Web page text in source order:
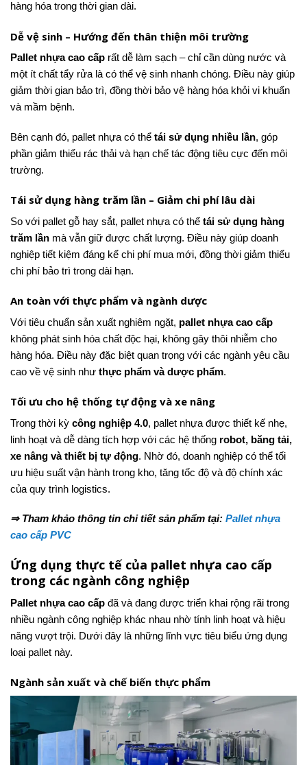
hàng hóa trong thời gian dài.
Dễ vệ sinh – Hướng đến thân thiện môi trường
Pallet nhựa cao cấp rất dễ làm sạch – chỉ cần dùng nước và
một ít chất tẩy rửa là có thể vệ sinh nhanh chóng. Điều này giúp
giảm thời gian bảo trì, đồng thời bảo vệ hàng hóa khỏi vi khuẩn
và mầm bệnh.
Bên cạnh đó, pallet nhựa có thể tái sử dụng nhiều lần, góp
phần giảm thiểu rác thải và hạn chế tác động tiêu cực đến môi
trường.
Tái sử dụng hàng trăm lần – Giảm chi phí lâu dài
So với pallet gỗ hay sắt, pallet nhựa có thể tái sử dụng hàng
trăm lần mà vẫn giữ được chất lượng. Điều này giúp doanh
nghiệp tiết kiệm đáng kể chi phí mua mới, đồng thời giảm thiểu
chi phí bảo trì trong dài hạn.
An toàn với thực phẩm và ngành dược
Với tiêu chuẩn sản xuất nghiêm ngặt, pallet nhựa cao cấp
không phát sinh hóa chất độc hại, không gây thôi nhiễm cho
hàng hóa. Điều này đặc biệt quan trọng với các ngành yêu cầu
cao về vệ sinh như thực phẩm và dược phẩm.
Tối ưu cho hệ thống tự động và xe nâng
Trong thời kỳ công nghiệp 4.0, pallet nhựa được thiết kế nhẹ,
linh hoạt và dễ dàng tích hợp với các hệ thống robot, băng tải,
xe nâng và thiết bị tự động. Nhờ đó, doanh nghiệp có thể tối
ưu hiệu suất vận hành trong kho, tăng tốc độ và độ chính xác
của quy trình logistics.
⇒ Tham khảo thông tin chi tiết sản phẩm tại: Pallet nhựa
cao cấp PVC
Ứng dụng thực tế của pallet nhựa cao cấp
trong các ngành công nghiệp
Pallet nhựa cao cấp đã và đang được triển khai rộng rãi trong
nhiều ngành công nghiệp khác nhau nhờ tính linh hoạt và hiệu
năng vượt trội. Dưới đây là những lĩnh vực tiêu biểu ứng dụng
loại pallet này.
Ngành sản xuất và chế biến thực phẩm